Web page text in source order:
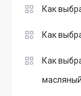
Как
Как
Как